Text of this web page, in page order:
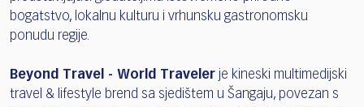
bogatstvo, lokalnu kulturu i vrhunsku gastronomsku
ponudu regije.
Beyond Travel - World Traveler je kineski multimedijski
travel & lifestyle brend sa sjedištem u Šangaju, povezan s